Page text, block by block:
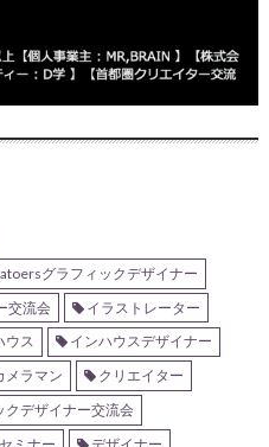
グラフィックデザイナー
交流会
イラストレーター
ウス
インハウスデザイナー
メラマン
クリエイター
クデザイナー交流会